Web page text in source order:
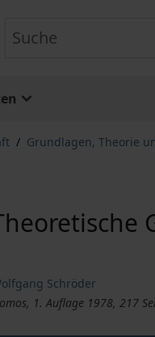
/ Grundlagen, Theorie
Schröder
1. Auflage 1978, 217